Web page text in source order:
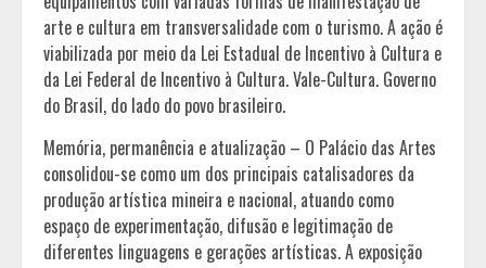
arte e cultura em transversalidade com o turismo. A ação é
viabilizada por meio da Lei Estadual de Incentivo à Cultura e
da Lei Federal de Incentivo à Cultura. Vale-Cultura. Governo
do Brasil, do lado do povo brasileiro.
Memória, permanência e atualização – O Palácio das Artes
consolidou-se como um dos principais catalisadores da
produção artística mineira e nacional, atuando como
espaço de experimentação, difusão e legitimação de
diferentes linguagens e gerações artísticas. A exposição